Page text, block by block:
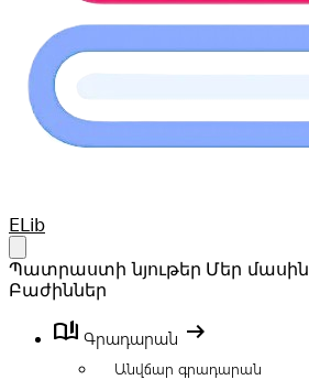
Your Company
ELib
Պատրաստի նյութեր Մեր մասին
Բաժիններ
book_ribbon Գրադարան arrow_right_alt
Անվճար գրադարան